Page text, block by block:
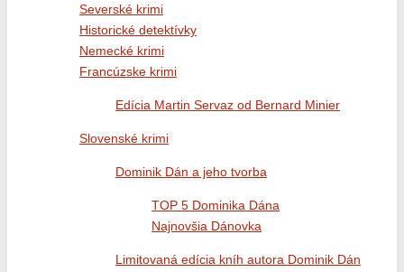
Severské krimi
Historické detektívky
Nemecké krimi
Francúzske krimi
Edícia Martin Servaz od Bernard Minier
Slovenské krimi
Dominik Dán a jeho tvorba
TOP 5 Dominika Dána
Najnovšia Dánovka
Limitovaná edícia kníh autora Dominik Dán